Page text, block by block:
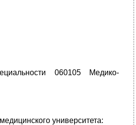
060105 Медико-
университета: